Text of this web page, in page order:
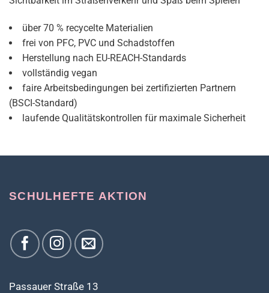
über 70 % recycelte Materialien
frei von PFC, PVC und Schadstoffen
Herstellung nach EU-REACH-Standards
vollständig vegan
faire Arbeitsbedingungen bei zertifizierten Partnern
(BSCI-Standard)
laufende Qualitätskontrollen für maximale Sicherheit
SCHULHEFTE AKTION
Passauer Straße 13